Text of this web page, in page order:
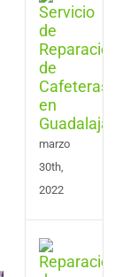
de
en
marzo
30th,
2022
de